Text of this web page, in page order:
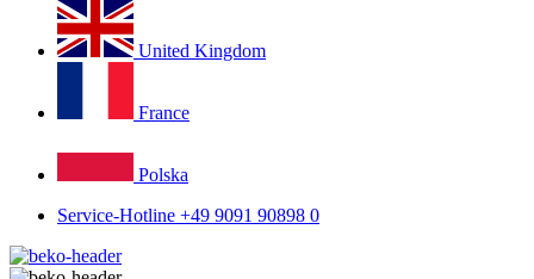
United Kingdom
France
Polska
Service-Hotline +49 9091 90898 0